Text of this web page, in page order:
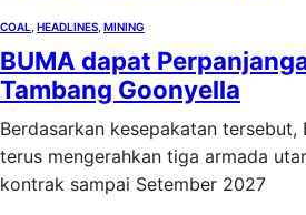
COAL HEADLINES MINING
BUMA dapat
Tambang Goonyella
Berdasarkan kesepakatan tersebut,
terus mengerahkan tiga armada
kontrak sampai Setember 2027